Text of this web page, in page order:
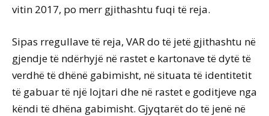
vitin 2017, po merr gjithashtu fuqi të reja.
Sipas rregullave të reja, VAR do të jetë gjithashtu në
gjendje të ndërhyjë në rastet e kartonave të dytë të
verdhë të dhënë gabimisht, në situata të identitetit
të gabuar të një lojtari dhe në rastet e goditjeve nga
këndi të dhëna gabimisht. Gjyqtarët do të jenë në